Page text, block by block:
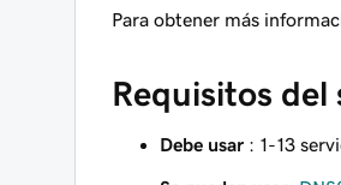
Para obtener más
Requisitos
Debe usar : 1-13